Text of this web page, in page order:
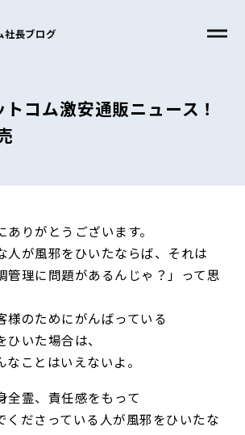
社長ブログ
コム激安通販ニュース！
りがとうございます。
人が風邪をひいたならば、それは
管理に問題があるんじゃ？」って思
様のためにがんばっている
いた場合は、
ことはいえないよ。
全霊、責任感をもって
くださっている人が風邪をひいたな